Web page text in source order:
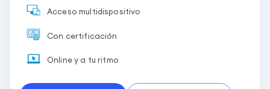
Acceso multidispositivo
Con certificación
Online y a tu ritmo